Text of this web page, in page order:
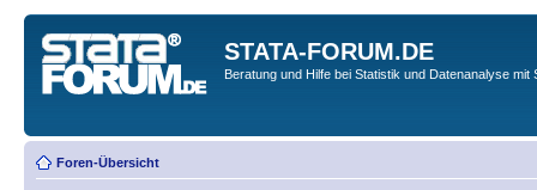
STATA-FORUM.DE
Beratung und Hilfe bei Statistik und Datenanalyse mit
Foren-Übersicht